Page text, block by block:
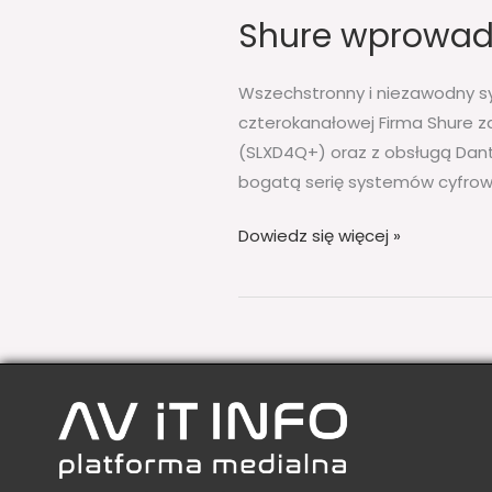
Shure
Wszechstronny i niezawodny
czterokanałowej Firma Shure
(SLXD4Q+) oraz z obsługą
bogatą serię systemów
Dowiedz się więcej »